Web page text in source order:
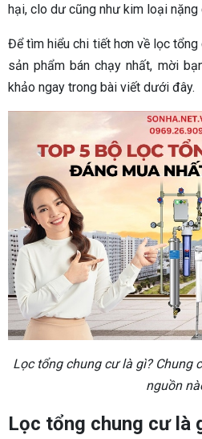
hại, clo dư cũng như kim loại nặng
Để tìm hiểu chi tiết hơn về lọc
sản phẩm bán chạy nhất, mời
khảo ngay trong bài viết dưới đây.
Lọc tổng chung cư là gì? Chung
nguồn
Lọc tổng chung cư là